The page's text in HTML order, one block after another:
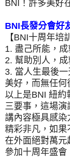
BNI！許多美好
BNI長發分會好
【BNI十周年
1. 盡己所能，成
2. 幫助別人，
3. 當人生最後
美好，而無任何
以上是BNI 紐約
三要事，這場
講內容極具感染
精彩非凡，如果
在外面絕對萬元
參加十周年盛